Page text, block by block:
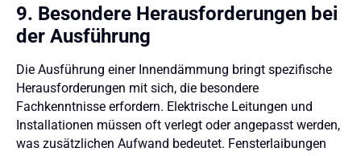
9. Besondere Herausforderungen bei
der Ausführung
Die Ausführung einer Innendämmung bringt spezifische
Herausforderungen mit sich, die besondere
Fachkenntnisse erfordern. Elektrische Leitungen und
Installationen müssen oft verlegt oder angepasst werden,
was zusätzlichen Aufwand bedeutet. Fensterlaibungen